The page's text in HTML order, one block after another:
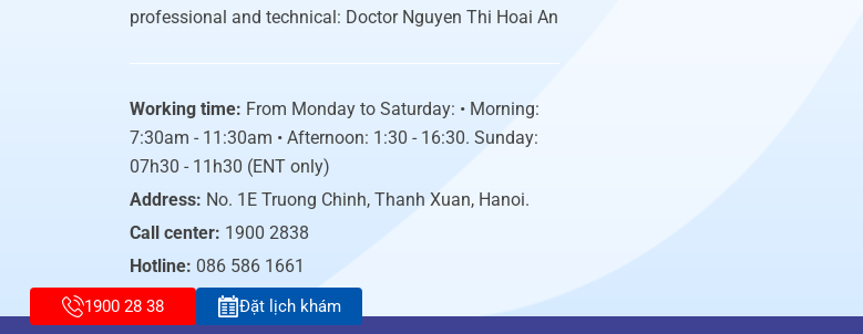
professional and technical: Doctor Nguyen Thi Hoai An
Working time: From Monday to Saturday: • Morning:
7:30am - 11:30am • Afternoon: 1:30 - 16:30. Sunday:
07h30 - 11h30 (ENT only)
Address: No. 1E Truong Chinh, Thanh Xuan, Hanoi.
Call center: 1900 2838
Hotline: 086 586 1661
1900 28 38 Đặt lịch khám